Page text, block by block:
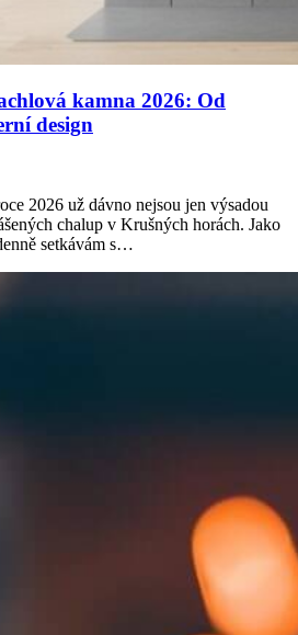
kamna 2026: Od
design
2026 už dávno nejsou jen výsadou
chalup v Krušných horách. Jako
setkávám s…